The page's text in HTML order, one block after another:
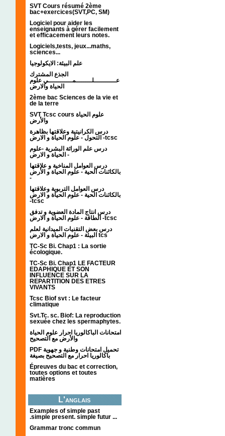
SVT Cours résumé 2ème
bac+exercices(SVT,PC, SM)
Logiciel pour aider les
enseignants à gérer facilement
et efficacement leurs notes.
Logiciels,tests, jeux...maths,
sciences...
علم البيئة: الايكولوجيا
الجذع المشترك
عـــــــــــلــــــــمــــــــــــي علوم
الحياة والارض
2ème bac Sciences de la vie et
de la terre
SVT Tcsc cours علوم الحياة
والأرض
درس الكرانيتية وعلاقتها بظاهرة
التحول - علوم الحياة و الارض -tcsc
درس علم الوراثة البشرية -علوم
الحياة و الارض -
درس العوامل المناخية و علاقتها
بالكائنات الحية - علوم الحياة و الأرض
-
درس العوامل التربوية وعلاقتها
بالكائنات الحية - علوم الحياة و الارض
-tcsc
درس انتاج المادة العضوية و تدفق
الطاقة - علوم الحياة و الارض -tcsc
درس بعض التقنيات الميدانية لعلم
البيئة - علوم الحياة و الارض tcs
TC-Sc Bi. Chap1 : La sortie
écologique.
TC-Sc Bi. Chap1 LE FACTEUR
EDAPHIQUE ET SON
INFLUENCE SUR LA
REPARTITION DES ETRES
VIVANTS
Tcsc Biof svt : Le facteur
climatique
Svt.Tc. sc. Biof: La reproduction
sexuée chez les spermaphytes.
امتحانات الباكالوريا احرار علوم الحياة
والأرض مع التصحيح
PDF تحميل امتحانات وطنية و جهوية
باكالوريا احرار مع التصحيح بصيغة
Épreuves du bac et correction,
toutes options et toutes
matières
L'anglais
Examples of simple past
.simple present. simple futur ...
Grammar tronc commun